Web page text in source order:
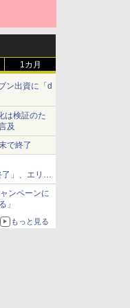
1カ月
ン出資に「d
は検証のた
及
で終了
」、エリア
課題
ンペーンに
」
もっと見る